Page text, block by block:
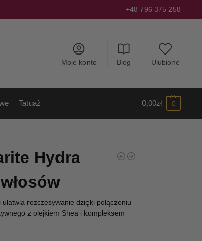
+48 796 375 258
Moje konto Blog Ulubione
Tatuaż 0,00zł 0
Hydra
rozczesywanie dzięki połączeniu
z olejkiem Shea i kompleksem